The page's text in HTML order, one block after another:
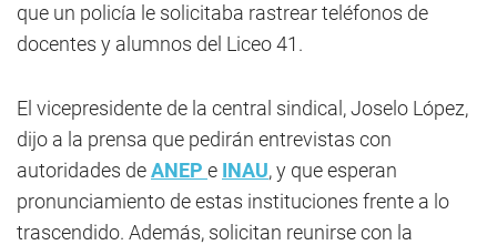
que un policía le solicitaba rastrear teléfonos de
docentes y alumnos del Liceo 41.
El vicepresidente de la central sindical, Joselo López,
dijo a la prensa que pedirán entrevistas con
autoridades deANEP e INAU, y que esperan
pronunciamiento de estas instituciones frente a lo
trascendido. Además, solicitan reunirse con la